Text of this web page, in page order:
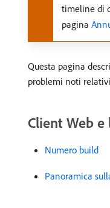
timeline di
pagina
Questa pagina
problemi noti
Client Web
Numero build
Panoramica